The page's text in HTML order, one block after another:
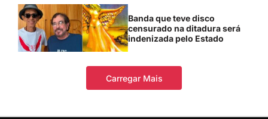
Banda que teve disco
censurado na ditadura será
indenizada pelo Estado
Carregar Mais